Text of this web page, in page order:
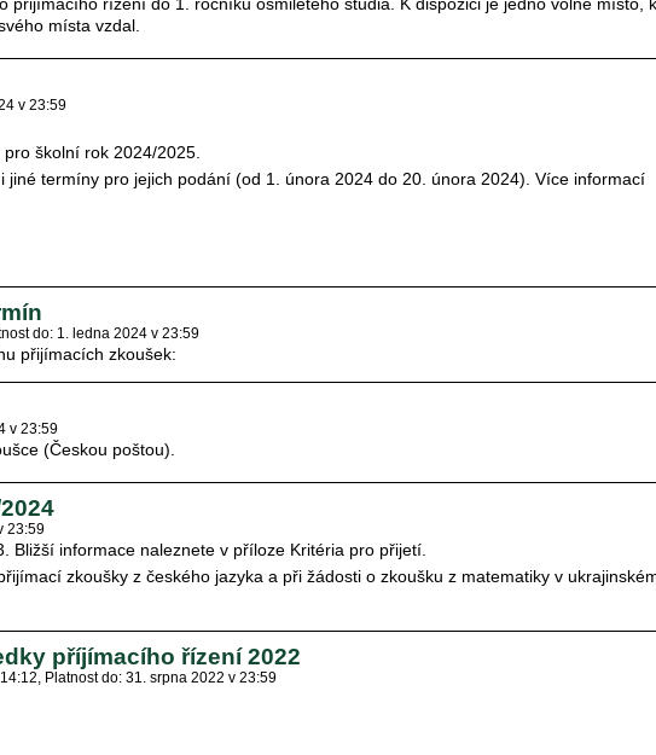
místa vzdal.
v 23:59
školní rok 2024/2025.
termíny pro jejich podání (od 1. února 2024 do 20. února 2024). Více informací
do: 1. ledna 2024 v 23:59
přijímacích zkoušek:
v 23:59
(Českou poštou).
23:59
informace naleznete v příloze Kritéria pro přijetí.
zkoušky z českého jazyka a při žádosti o zkoušku z matematiky v
příjímacího řízení 2022
Platnost do: 31. srpna 2022 v 23:59